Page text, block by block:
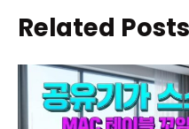
Related Posts